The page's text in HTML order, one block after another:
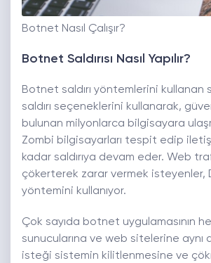
Botnet Nasıl Çalışır?
Botnet Saldırısı Nasıl Yapılır?
Botnet saldırı yöntemlerini kullanan
saldırı seçeneklerini kullanarak,
bulunan milyonlarca bilgisayara
Zombi bilgisayarları tespit edip
kadar saldırıya devam eder. Web
çökerterek zarar vermek isteyenler,
yöntemini kullanıyor.
Çok sayıda botnet uygulamasının
sunucularına ve web sitelerine aynı
isteği sistemin kilitlenmesine ve